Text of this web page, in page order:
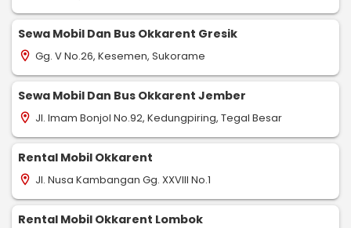
Sewa Mobil Dan Bus Okkarent Gresik
location_on Gg. V No.26, Kesemen, Sukorame
Sewa Mobil Dan Bus Okkarent Jember
location_on Jl. Imam Bonjol No.92, Kedungpiring, Tegal Besar
Rental Mobil Okkarent
location_on Jl. Nusa Kambangan Gg. XXVIII No.1
Rental Mobil Okkarent Lombok